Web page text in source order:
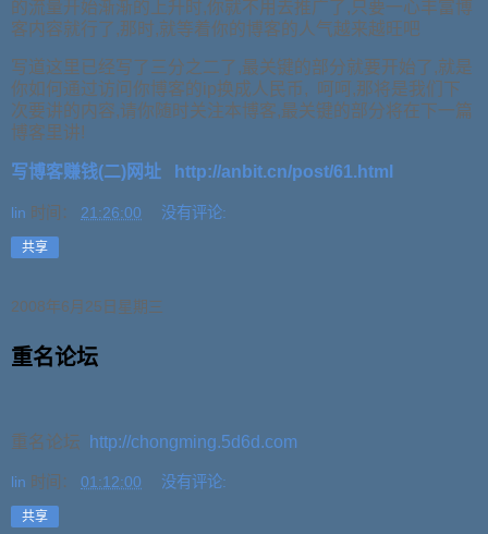
的流量开始渐渐的上升时,你就不用去推广了,只要一心丰富博
客内容就行了,那时,就等着你的博客的人气越来越旺吧
写道这里已经写了三分之二了,最关键的部分就要开始了,就是
你如何通过访问你博客的ip换成人民币, 呵呵,那将是我们下
次要讲的内容,请你随时关注本博客,最关键的部分将在下一篇
博客里讲!
写博客赚钱(二)网址 http://anbit.cn/post/61.html
lin 时间： 21:26:00 没有评论:
共享
2008年6月25日星期三
重名论坛
重名论坛 http://chongming.5d6d.com
lin 时间： 01:12:00 没有评论:
共享